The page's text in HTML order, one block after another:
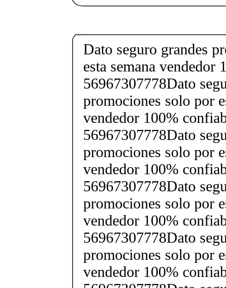
Dato seguro grandes
esta semana vendedor
56967307778Dato
promociones solo por
vendedor 100%
56967307778Dato
promociones solo por
vendedor 100%
56967307778Dato
promociones solo por
vendedor 100%
56967307778Dato
promociones solo por
vendedor 100%